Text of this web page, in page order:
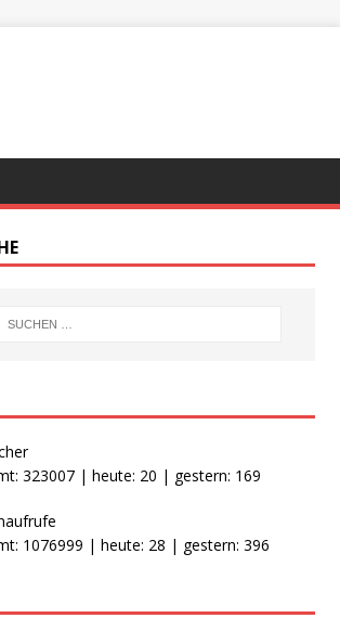
323007 | heute: 20 | gestern: 169
1076999 | heute: 28 | gestern: 396